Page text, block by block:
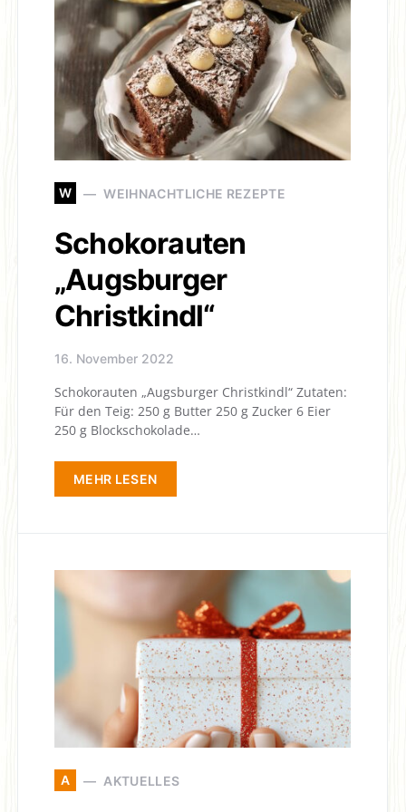
W WEIHNACHTLICHE REZEPTE
Schokorauten
„Augsburger
Christkindl“
16. November 2022
Schokorauten „Augsburger Christkindl“ Zutaten:
Für den Teig: 250 g Butter 250 g Zucker 6 Eier
250 g Blockschokolade…
MEHR LESEN
A AKTUELLES